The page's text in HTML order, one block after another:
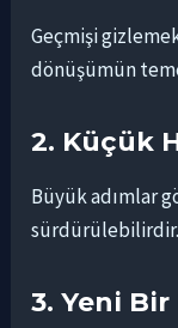
Geçmişi
dönüşümün
2. Küçük
Büyük adımlar
sürdürülebilirdir.
3. Yeni